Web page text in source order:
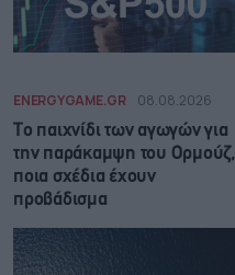
ENERGYGAME.GR 08.08.2026
Το παιχνίδι των αγωγών για
την παράκαμψη του Ορμούζ,
ποια σχέδια έχουν
προβάδισμα